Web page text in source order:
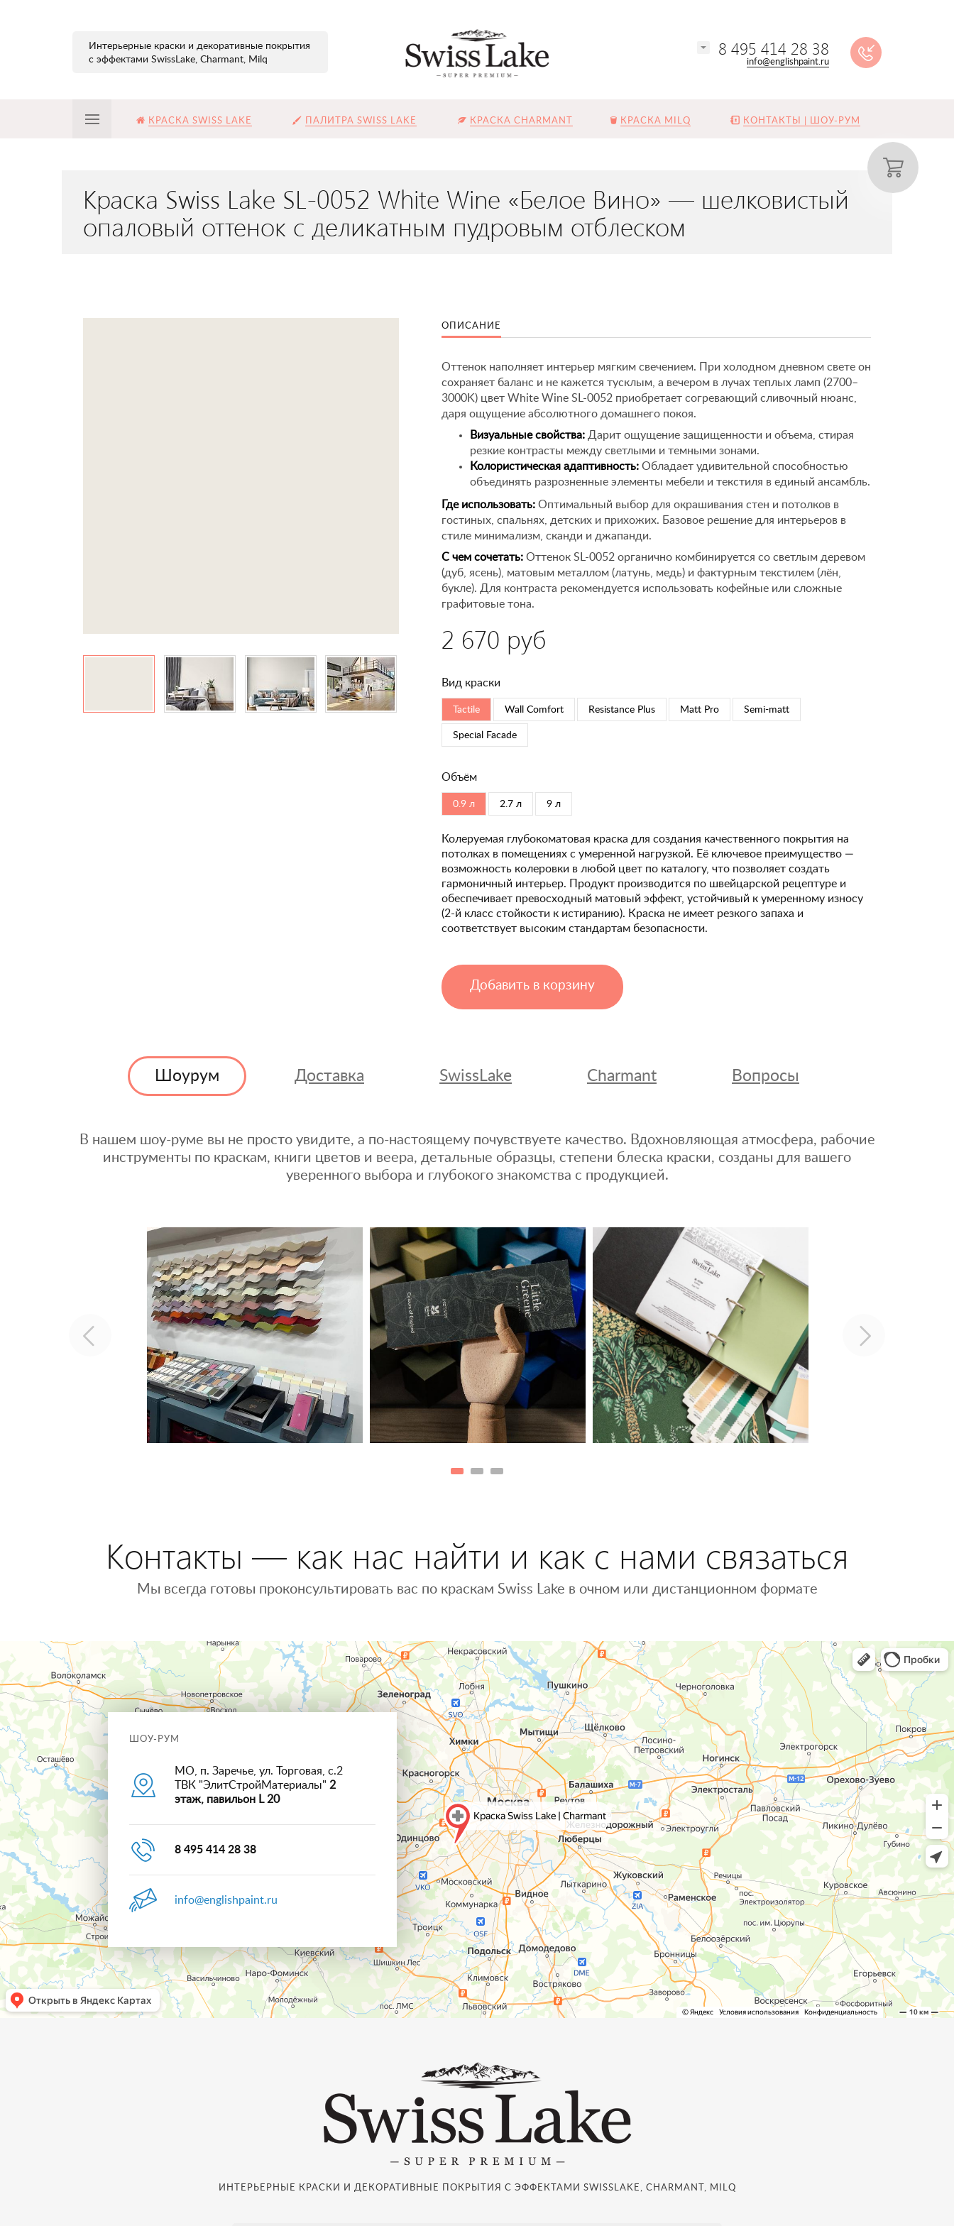
Интерьерные краски и декоративные покрытия
с эффектами SwissLake, Charmant, Milq
8 495 414 28 38
info@englishpaint.ru
КРАСКА SWISS LAKE ПАЛИТРА SWISS LAKE КРАСКА CHARMANT КРАСКА MILQ КОНТАКТЫ | ШОУ-РУМ
Краска Swiss Lake SL-0052 White Wine «Белое Вино» — шелковистый
опаловый оттенок с деликатным пудровым отблеском
ОПИСАНИЕ
Оттенок наполняет интерьер мягким свечением. При холодном дневном свете он
сохраняет баланс и не кажется тусклым, а вечером в лучах теплых ламп (2700–
3000K) цвет White Wine SL-0052 приобретает согревающий сливочный нюанс,
даря ощущение абсолютного домашнего покоя.
Визуальные свойства: Дарит ощущение защищенности и объема, стирая
резкие контрасты между светлыми и темными зонами.
Колористическая адаптивность: Обладает удивительной способностью
объединять разрозненные элементы мебели и текстиля в единый ансамбль.
Где использовать: Оптимальный выбор для окрашивания стен и потолков в
гостиных, спальнях, детских и прихожих. Базовое решение для интерьеров в
стиле минимализм, сканди и джапанди.
С чем сочетать: Оттенок SL-0052 органично комбинируется со светлым деревом
(дуб, ясень), матовым металлом (латунь, медь) и фактурным текстилем (лён,
букле). Для контраста рекомендуется использовать кофейные или сложные
графитовые тона.
2 670 руб
Вид краски
Tactile Wall Comfort Resistance Plus Matt Pro Semi-matt
Special Faсade
Объём
0.9 л 2.7 л 9 л
Колеруемая глубокоматовая краска для создания качественного покрытия на
потолках в помещениях с умеренной нагрузкой. Её ключевое преимущество —
возможность колеровки в любой цвет по каталогу, что позволяет создать
гармоничный интерьер. Продукт производится по швейцарской рецептуре и
обеспечивает превосходный матовый эффект, устойчивый к умеренному износу
(2-й класс стойкости к истиранию). Краска не имеет резкого запаха и
соответствует высоким стандартам безопасности.
Добавить в корзину
Шоурум Доставка SwissLake Charmant Вопросы
В нашем шоу-руме вы не просто увидите, а по-настоящему почувствуете качество. Вдохновляющая атмосфера, рабочие
инструменты по краскам, книги цветов и веера, детальные образцы, степени блеска краски, созданы для вашего
уверенного выбора и глубокого знакомства с продукцией.
Контакты — как нас найти и как с нами связаться
Мы всегда готовы проконсультировать вас по краскам Swiss Lake в очном или дистанционном формате
ШОУ-РУМ
МО, п. Заречье, ул. Торговая, с.2
ТВК "ЭлитСтройМатериалы" 2
этаж, павильон L 20
8 495 414 28 38
info@englishpaint.ru
ИНТЕРЬЕРНЫЕ КРАСКИ И ДЕКОРАТИВНЫЕ ПОКРЫТИЯ С ЭФФЕКТАМИ SWISSLAKE, CHARMANT, MILQ